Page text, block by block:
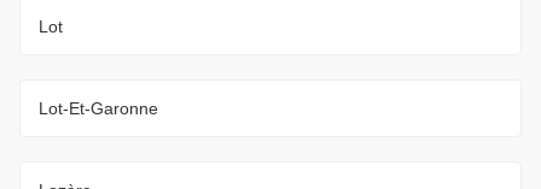
Lot
Lot-Et-Garonne